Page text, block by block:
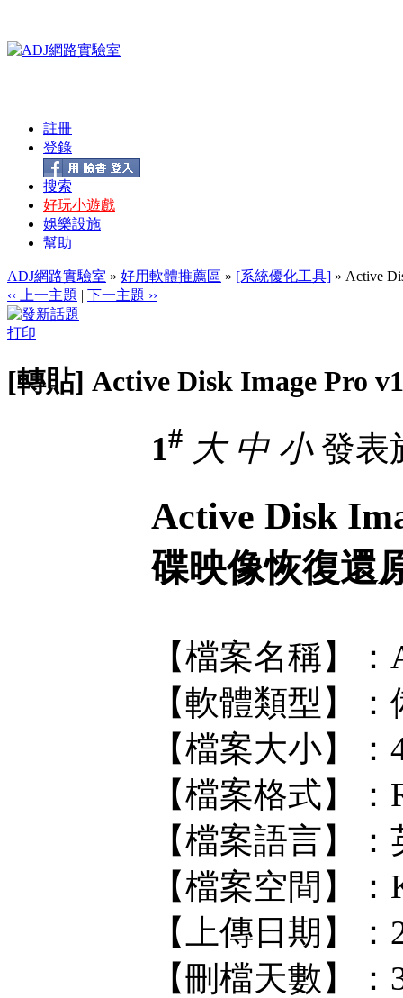
註冊
登錄
搜索
好玩小遊戲
娛樂設施
幫助
ADJ網路實驗室 » 好用軟體推薦區 » [系統優化工具] » Active
‹‹ 上一主題 | 下一主題 ››
打印
[轉貼] Active Disk Image Pro
1# 大 中 小發表
Active Disk
碟映像恢復還
【檔案名稱】
【軟體類型】
【檔案大小】：
【檔案格式】：
【檔案語言】：
【檔案空間】
【上傳日期】：
【刪檔天數】